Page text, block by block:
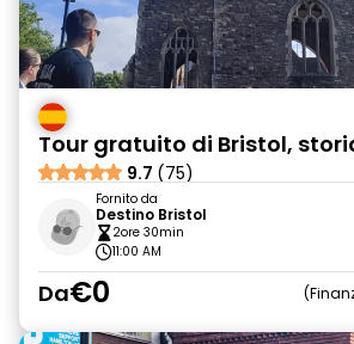
Tour gratuito di Bristol,
9.7 (75)
Fornito da
Destino Bristol
2ore 30min
11:00 AM
Da€0